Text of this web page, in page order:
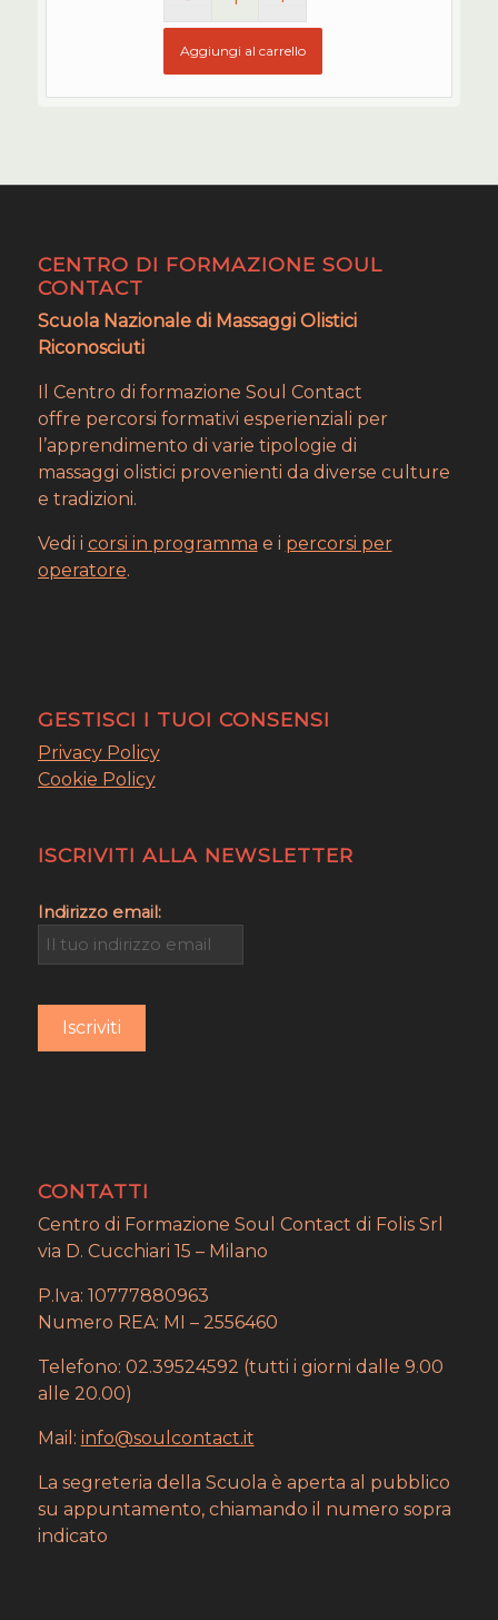
Aggiungi al carrello
CENTRO DI FORMAZIONE SOUL
CONTACT
Scuola Nazionale di Massaggi Olistici
Riconosciuti
Il Centro di formazione Soul Contact
offre percorsi formativi esperienziali per
l’apprendimento di varie tipologie di
massaggi olistici provenienti da diverse culture
e tradizioni.
Vedi i corsi in programma e i percorsi per
operatore.
GESTISCI I TUOI CONSENSI
Privacy Policy
Cookie Policy
ISCRIVITI ALLA NEWSLETTER
Indirizzo email:
CONTATTI
Centro di Formazione Soul Contact di Folis Srl
via D. Cucchiari 15 – Milano
P.Iva: 10777880963
Numero REA: MI – 2556460
Telefono: 02.39524592 (tutti i giorni dalle 9.00
alle 20.00)
Mail: info@soulcontact.it
La segreteria della Scuola è aperta al pubblico
su appuntamento, chiamando il numero sopra
indicato